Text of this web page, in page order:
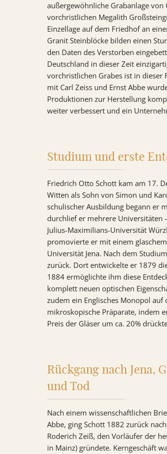
außergewöhnliche Grabanlage
vorchristlichen Megalith
Einzellage auf dem Friedhof an
Granit Steinblöcke bilden einen
den Daten des Verstorben
Deutschland in dieser Zeit
vorchristlichen Grabes ist in dieser
mit Carl Zeiss und Ernst Abbe
Produktionen zur Herstellung
weiter verbessert und ein
Studium und erste
Friedrich Otto Schott kam am 17.
Witten als Sohn von Simon und
schulischer Ausbildung begann er
durchlief er mehrere Universitäten
Julius-Maximilians-Universität
promovierte er mit einem
Universität Jena. Nach dem
zurück. Dort entwickelte er 1879
1884 ermöglichte ihm diese
komplett neuen optischen
zudem ein Englisches Monopol
mikroskopische Präparate, indem
Preis der Gläser um ca. 20%
Rückgang nach Jena,
und Tod
Nach einem wissenschaftlichen
Abbe, ging Schott 1882 zurück
Roderich Zeiß, den Vorläufer der
in Mainz) gründete. Kerngeschäft